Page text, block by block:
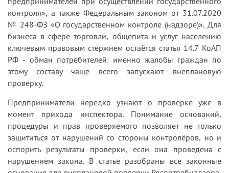
контроля», а также Федеральным законом от 31.07.2020
№ 248-ФЗ «О государственном контроле (надзоре)». Для
бизнеса в сфере торговли, общепита и услуг населению
ключевым правовым стержнем остаётся статья 14.7 КоАП
РФ - обман потребителей: именно жалобы граждан по
этому составу чаще всего запускают внеплановую
проверку.
Предприниматели нередко узнают о проверке уже в
момент прихода инспектора. Понимание оснований,
процедуры и прав проверяемого позволяет не только
защититься от нарушений со стороны контролёров, но и
оспорить результаты проверки, если она проведена с
нарушением закона. В статье разобраны все законные